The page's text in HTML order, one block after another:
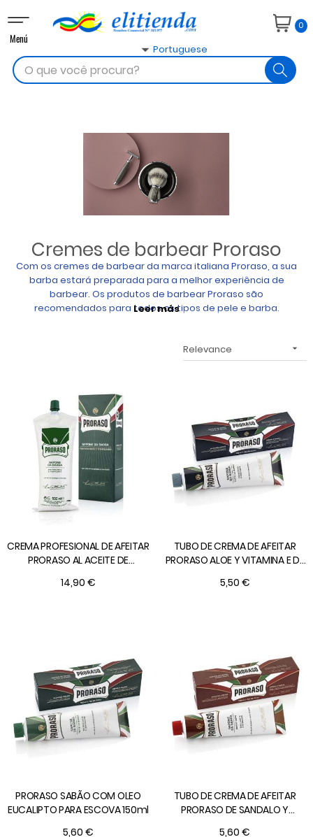
Toggle
navigation
Menú
0
Portuguese

Cremes de barbear Proraso
Com os cremes de barbear da marca italiana Proraso , a sua
barba estará preparada para a melhor experiência de
barbear. Os produtos de barbear Proraso são
recomendados para todos os tipos de pele e barba.
Leer más
Relevance 
CREMA PROFESIONAL DE AFEITAR
PRORASO AL ACEITE DE
BROCHA de 500 ml.
14,90 €
TUBO DE CREMA DE AFEITAR
PRORASO ALOE Y VITAMINA E DE
5,50 €
PRORASO SABÃO COM OLEO
EUCALIPTO PARA ESCOVA 150ml
5,60 €
TUBO DE CREMA DE AFEITAR
PRORASO DE SANDALO Y
5,60 €